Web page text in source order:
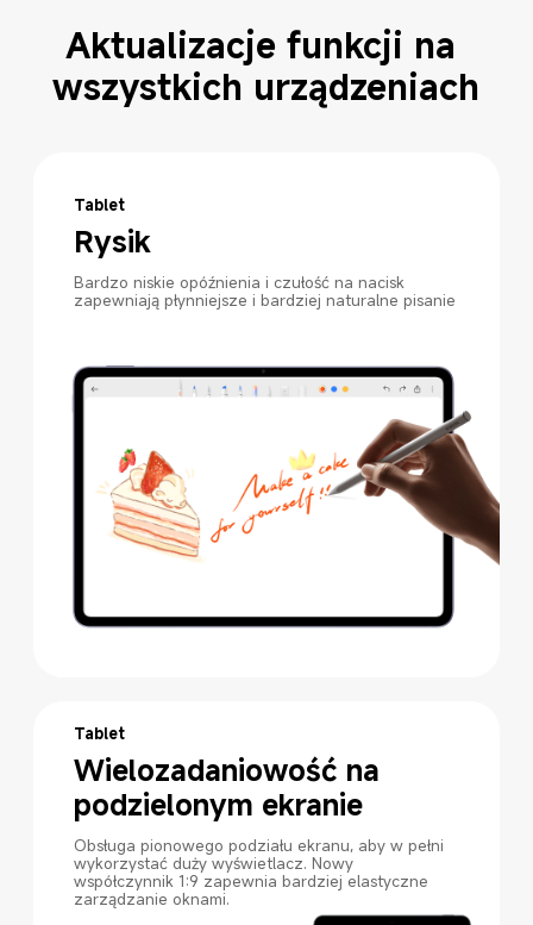
Aktualizacje funkcji na
wszystkich urządzeniach
Tablet
Rysik
Bardzo niskie opóźnienia i czułość na nacisk
zapewniają płynniejsze i bardziej naturalne pisanie
Tablet
Wielozadaniowość na
podzielonym ekranie
Obsługa pionowego podziału ekranu, aby w pełni
wykorzystać duży wyświetlacz. Nowy
współczynnik 1:9 zapewnia bardziej elastyczne
zarządzanie oknami.